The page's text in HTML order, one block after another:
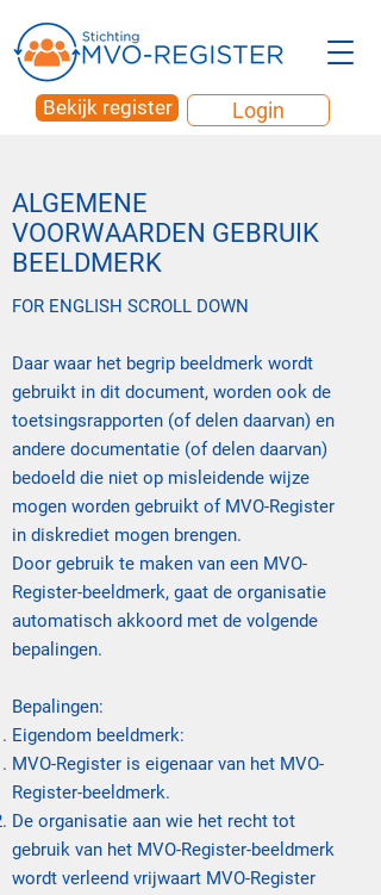
Bekijk register Login
ALGEMENE
VOORWAARDEN GEBRUIK
BEELDMERK
FOR ENGLISH SCROLL DOWN
Daar waar het begrip beeldmerk wordt
gebruikt in dit document, worden ook de
toetsingsrapporten (of delen daarvan) en
andere documentatie (of delen daarvan)
bedoeld die niet op misleidende wijze
mogen worden gebruikt of MVO-Register
in diskrediet mogen brengen.
Door gebruik te maken van een MVO-
Register-beeldmerk, gaat de organisatie
automatisch akkoord met de volgende
bepalingen.
Bepalingen:
Eigendom beeldmerk:
MVO-Register is eigenaar van het MVO-
Register-beeldmerk.
De organisatie aan wie het recht tot
gebruik van het MVO-Register-beeldmerk
wordt verleend vrijwaart MVO-Register